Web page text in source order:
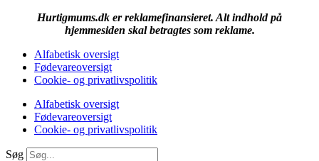
Hurtigmums.dk er reklamefinansieret. Alt indhold på
hjemmesiden skal betragtes som reklame.
Alfabetisk oversigt
Fødevareoversigt
Cookie- og privatlivspolitik
Alfabetisk oversigt
Fødevareoversigt
Cookie- og privatlivspolitik
Søg